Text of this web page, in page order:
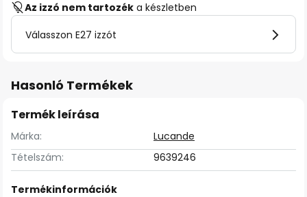
Az izzó nem tartozék a készletben
Válasszon E27 izzót
Hasonló Termékek
Termék leírása
Márka:
Lucande
Tételszám:
9639246
Termékinformációk